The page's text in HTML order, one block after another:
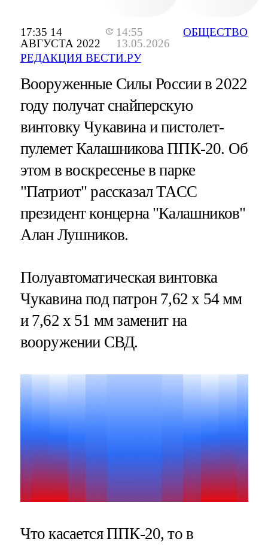
17:35 14
АВГУСТА 2022
14:55
13.05.2026
РЕДАКЦИЯ ВЕСТИ.РУ
ОБЩЕСТВО
Вооруженные Силы России в 2022
году получат снайперскую
винтовку Чукавина и пистолет-
пулемет Калашникова ППК-20. Об
этом в воскресенье в парке
"Патриот" рассказал ТАСС
президент концерна "Калашников"
Алан Лушников.
Полуавтоматическая винтовка
Чукавина под патрон 7,62 x 54 мм
и 7,62 x 51 мм заменит на
вооружении СВД.
Что касается ППК-20, то в